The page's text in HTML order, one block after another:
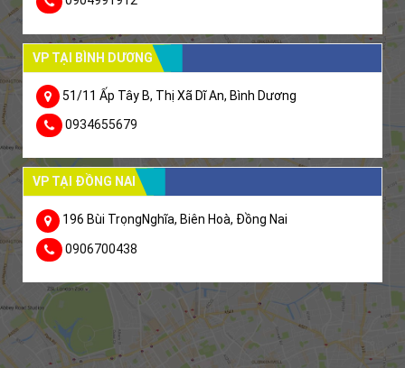
VP TẠI BÌNH DƯƠNG
51/11 Ấp Tây B, Thị Xã Dĩ An, Bình Dương
0934655679
VP TẠI ĐỒNG NAI
196 Bùi TrọngNghĩa, Biên Hoà, Đồng Nai
0906700438